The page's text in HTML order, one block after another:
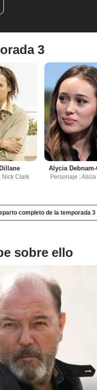
3
Nick Clark
Alycia Debnam-
Personaje :
completo de la temporada 3
sobre ello